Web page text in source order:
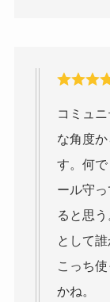
コミュ
な角度
す。何
ール守
ると思
として
こっち
かね。